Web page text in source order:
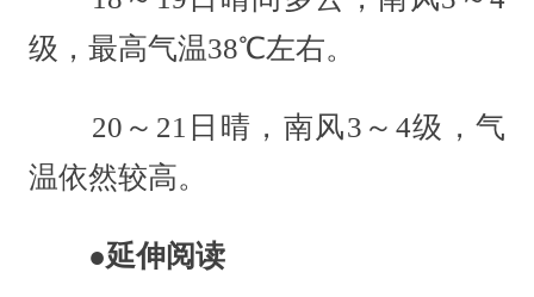
级，最高气温38℃左右。
20～21日晴，南风3～4级，气
温依然较高。
●延伸阅读